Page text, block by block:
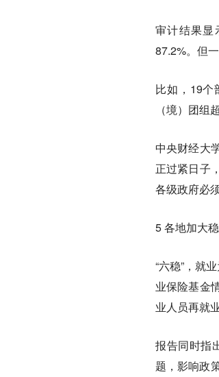
审计结果显
87.2%。但
比如，19个
（境）团组
中央财经大
正过紧日子
各级政府必
5 各地加大
“六稳”，就
业保险基金
业人员再就
报告同时指
题，影响政